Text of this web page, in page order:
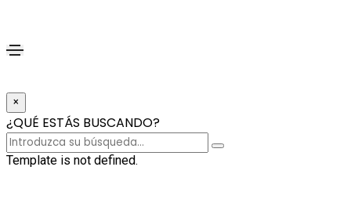
×
¿QUÉ ESTÁS BUSCANDO?
Template is not defined.